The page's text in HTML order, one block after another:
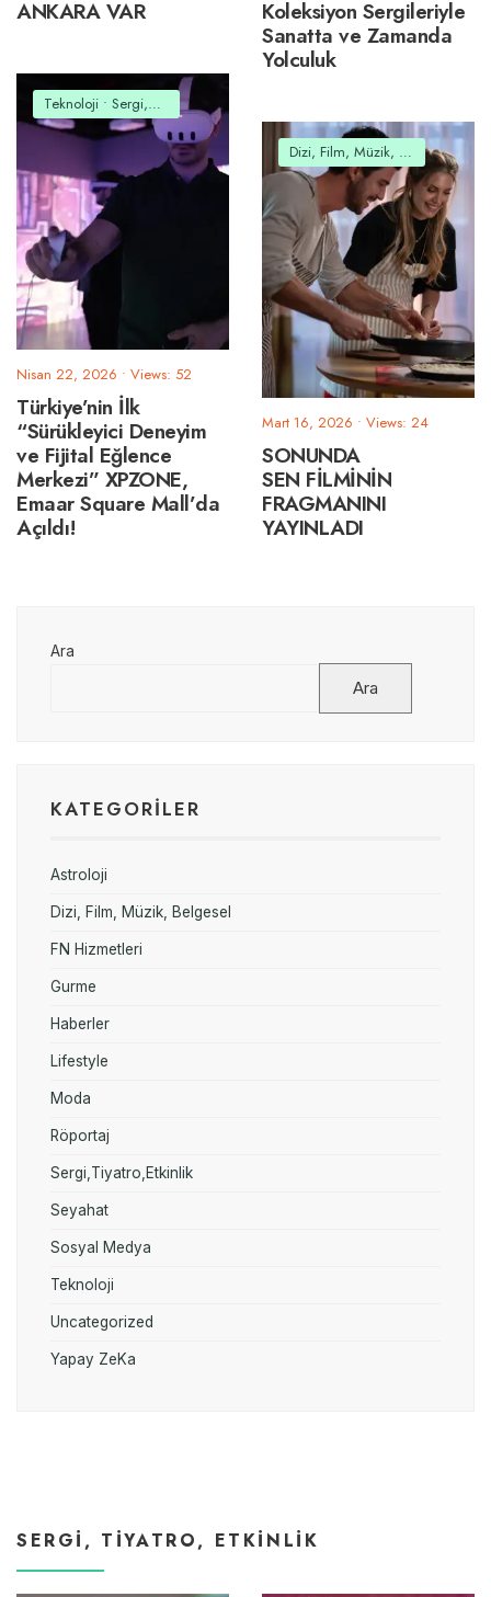
ANKARA VAR
Koleksiyon Sergileriyle
Sanatta ve Zamanda
Yolculuk
Teknoloji • Sergi,Tiyatro,Etkinlik
Nisan 22, 2026 • Views: 52
Türkiye’nin İlk
“Sürükleyici Deneyim
ve Fijital Eğlence
Merkezi” XPZONE,
Emaar Square Mall’da
Açıldı!
Dizi, Film, Müzik, Belgesel
Mart 16, 2026 • Views: 24
SONUNDA
SEN FİLMİNİN
FRAGMANINI
YAYINLADI
Ara
Ara
KATEGORILER
Astroloji
Dizi, Film, Müzik, Belgesel
FN Hizmetleri
Gurme
Haberler
Lifestyle
Moda
Röportaj
Sergi,Tiyatro,Etkinlik
Seyahat
Sosyal Medya
Teknoloji
Uncategorized
Yapay ZeKa
SERGI, TIYATRO, ETKINLIK